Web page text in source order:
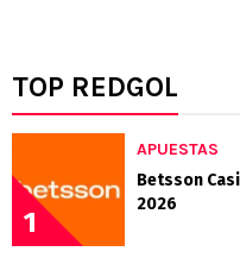
TOP REDGOL
1
APUESTAS
Betsson
2026